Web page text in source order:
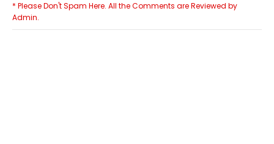
* Please Don't Spam Here. All the Comments are Reviewed by
Admin.